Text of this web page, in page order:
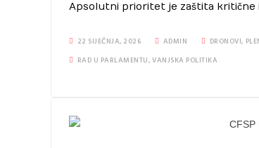
Apsolutni prioritet je zaštita
22 SIJEČNJA, 2026 ADMIN DRONOVI,
RAD U PARLAMENTU,VANJSKA POLITIKA